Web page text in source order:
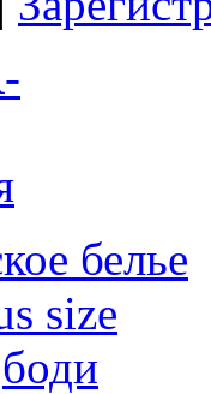
белье
size
боди